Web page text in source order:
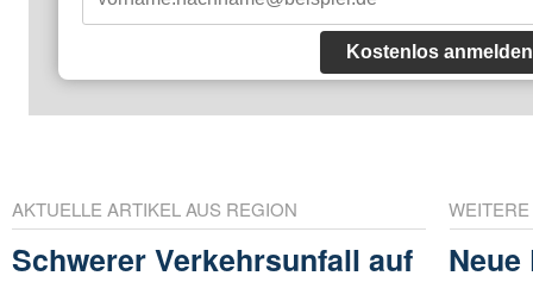
Kostenlos anmelden
AKTUELLE ARTIKEL AUS REGION
Schwerer Verkehrsunfall auf